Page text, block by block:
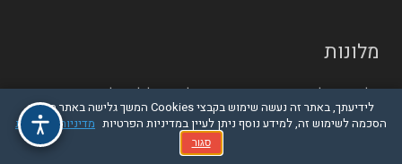
מלונות
מלונות באילת
מלונות בגליל והגולן
מלונות סובב כנרת
מלונות בטבריה
מלונות בחיפה
מלונות בנתניה
מלונות בירושלים
לידיעתך, באתר זה נעשה שימוש בקבצי Cookies המשך גלישה באתר מהווה
הסכמה לשימוש זה, למידע נוסף ניתן לעיין במדיניות הפרטיות מדיניות הפרטיות
סגור